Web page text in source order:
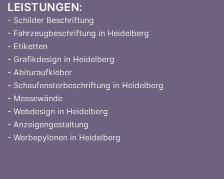
LEISTUNGEN:
- Schilder Beschriftung
- Fahrzeugbeschriftung in Heidelberg
- Etiketten
- Grafikdesign in Heidelberg
- Abituraufkleber
- Schaufensterbeschriftung in Heidelberg
- Messewände
- Webdesign in Heidelberg
- Anzeigengestaltung
- Werbepylonen in Heidelberg